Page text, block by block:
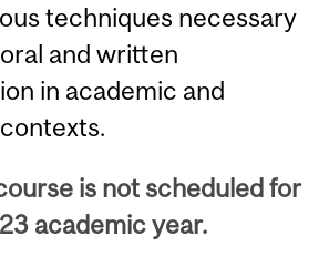
techniques necessary
and written
in academic and
is not scheduled for
academic year.